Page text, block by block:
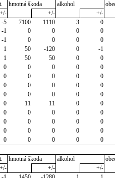
hmotná škoda alkohol
+/- +/- +/-
-5 7100 1110 3 0
-1 0 0 0 0
-1 0 0 0 0
1 50 -120 0 -1
1 50 50 0 0
0 0 0 0 0
0 0 0 0 0
0 0 0 0 0
0 0 0 0 0
0 11 11 0 0
0 0 0 0 0
0 0 0 0 0
0 0 0 0 0
0 0 0 0 0
hmotná škoda alkohol
+/- +/- +/-